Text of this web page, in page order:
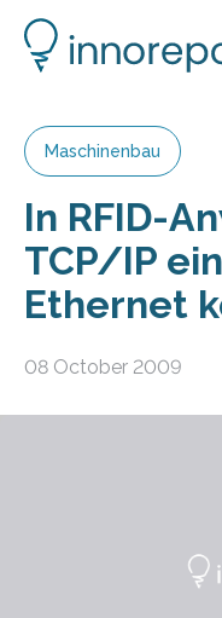
Maschinenbau
In RFID-
TCP/IP
Ethernet
08 October 2009